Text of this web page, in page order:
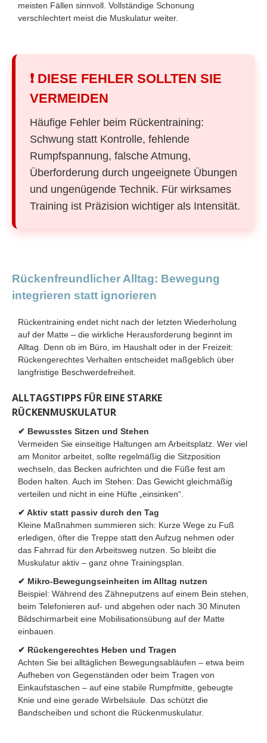
meisten Fällen sinnvoll. Vollständige Schonung
verschlechtert meist die Muskulatur weiter.
❗ DIESE FEHLER SOLLTEN SIE
VERMEIDEN
Häufige Fehler beim Rückentraining:
Schwung statt Kontrolle, fehlende
Rumpfspannung, falsche Atmung,
Überforderung durch ungeeignete Übungen
und ungenügende Technik. Für wirksames
Training ist Präzision wichtiger als Intensität.
Rückenfreundlicher Alltag: Bewegung
integrieren statt ignorieren
Rückentraining endet nicht nach der letzten Wiederholung
auf der Matte – die wirkliche Herausforderung beginnt im
Alltag. Denn ob im Büro, im Haushalt oder in der Freizeit:
Rückengerechtes Verhalten entscheidet maßgeblich über
langfristige Beschwerdefreiheit.
ALLTAGSTIPPS FÜR EINE STARKE
RÜCKENMUSKULATUR
✔ Bewusstes Sitzen und Stehen
Vermeiden Sie einseitige Haltungen am Arbeitsplatz. Wer viel
am Monitor arbeitet, sollte regelmäßig die Sitzposition
wechseln, das Becken aufrichten und die Füße fest am
Boden halten. Auch im Stehen: Das Gewicht gleichmäßig
verteilen und nicht in eine Hüfte „einsinken“.
✔ Aktiv statt passiv durch den Tag
Kleine Maßnahmen summieren sich: Kurze Wege zu Fuß
erledigen, öfter die Treppe statt den Aufzug nehmen oder
das Fahrrad für den Arbeitsweg nutzen. So bleibt die
Muskulatur aktiv – ganz ohne Trainingsplan.
✔ Mikro-Bewegungseinheiten im Alltag nutzen
Beispiel: Während des Zähneputzens auf einem Bein stehen,
beim Telefonieren auf- und abgehen oder nach 30 Minuten
Bildschirmarbeit eine Mobilisationsübung auf der Matte
einbauen.
✔ Rückengerechtes Heben und Tragen
Achten Sie bei alltäglichen Bewegungsabläufen – etwa beim
Aufheben von Gegenständen oder beim Tragen von
Einkaufstaschen – auf eine stabile Rumpfmitte, gebeugte
Knie und eine gerade Wirbelsäule. Das schützt die
Bandscheiben und schont die Rückenmuskulatur.